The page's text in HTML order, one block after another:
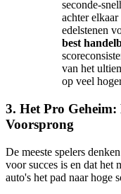
seconde-
achter
edelstenen
best
van het
op veel
3. Het Pro
Voorsprong
De meeste spelers
voor succes is en dat het
auto's het pad naar hoge